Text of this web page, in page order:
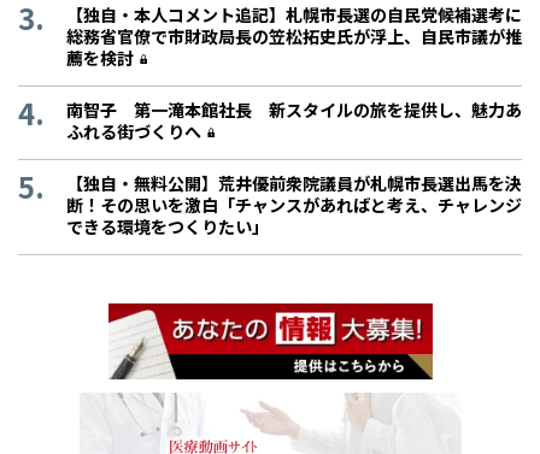
【独自・本人コメント追記】札幌市長選の自民党候補選考に
総務省官僚で市財政局長の笠松拓史氏が浮上、自民市議が推
薦を検討
南智子 第一滝本館社長 新スタイルの旅を提供し、魅力あ
ふれる街づくりへ
【独自・無料公開】荒井優前衆院議員が札幌市長選出馬を決
断！その思いを激白「チャンスがあればと考え、チャレンジ
できる環境をつくりたい」